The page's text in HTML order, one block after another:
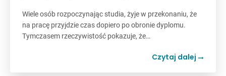
Wiele osób rozpoczynając studia, żyje w przekonaniu, że
na pracę przyjdzie czas dopiero po obronie dyplomu.
Tymczasem rzeczywistość pokazuje, że…
Czytaj dalej